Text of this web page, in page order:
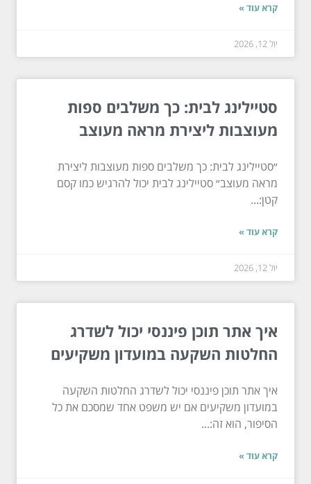
קרא עוד »
יול 12, 2026
סטיילינג לבית: כך משלבים ספות
מעוצבות ליצירת מראה מעוצב
״סטיילינג לבית: כך משלבים ספות מעוצבות ליצירת
מראה מעוצב״ סטיילינג לבית יכול להרגיש כמו קסם
קטן:...
קרא עוד »
יול 12, 2026
איך אתר תוכן פיננסי יכול לשדרג
החלטות השקעה במועדון משקיעים
איך אתר תוכן פיננסי יכול לשדרג החלטות השקעה
במועדון משקיעים אם יש משפט אחד שמסכם את כל
הסיפור, הוא זה:...
קרא עוד »